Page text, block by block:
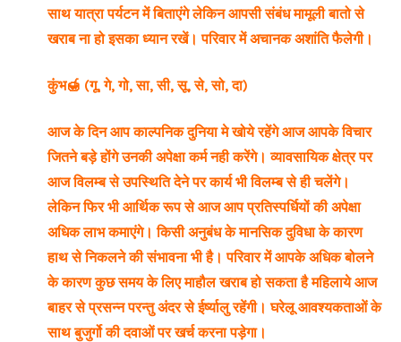
साथ यात्रा पर्यटन में बिताएंगे लेकिन आपसी संबंध मामूली बातो से
खराब ना हो इसका ध्यान रखें। परिवार में अचानक अशांति फैलेगी।
कुंभ🍯 (गू, गे, गो, सा, सी, सू, से, सो, दा)
आज के दिन आप काल्पनिक दुनिया मे खोये रहेंगे आज आपके विचार
जितने बड़े होंगे उनकी अपेक्षा कर्म नही करेंगे। व्यावसायिक क्षेत्र पर
आज विलम्ब से उपस्थिति देने पर कार्य भी विलम्ब से ही चलेंगे।
लेकिन फिर भी आर्थिक रूप से आज आप प्रतिस्पर्धियों की अपेक्षा
अधिक लाभ कमाएंगे। किसी अनुबंध के मानसिक दुविधा के कारण
हाथ से निकलने की संभावना भी है। परिवार में आपके अधिक बोलने
के कारण कुछ समय के लिए माहौल खराब हो सकता है महिलाये आज
बाहर से प्रसन्न परन्तु अंदर से ईर्ष्यालु रहेंगी। घरेलू आवश्यकताओं के
साथ बुजुर्गो की दवाओं पर खर्च करना पड़ेगा।